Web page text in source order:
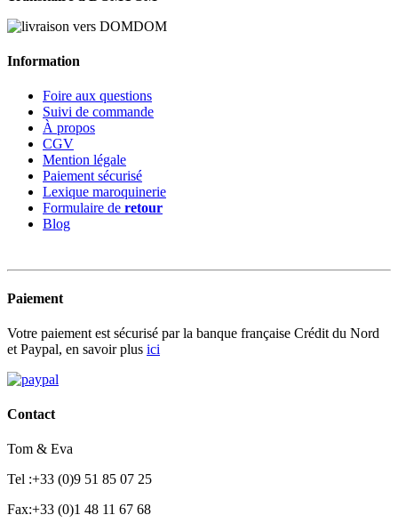
Information
Foire aux questions
Suivi de commande
À propos
CGV
Mention légale
Paiement sécurisé
Lexique maroquinerie
Formulaire de retour
Blog
Paiement
Votre paiement est sécurisé par la banque française Crédit du Nord
et Paypal, en savoir plus ici
Contact
Tom & Eva
Tel :+33 (0)9 51 85 07 25
Fax:+33 (0)1 48 11 67 68